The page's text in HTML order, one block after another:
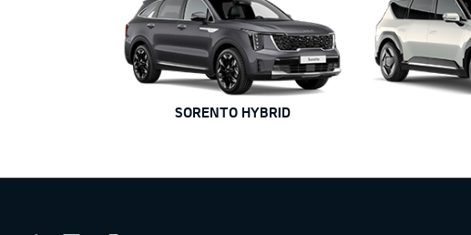
SORENTO HYBRID